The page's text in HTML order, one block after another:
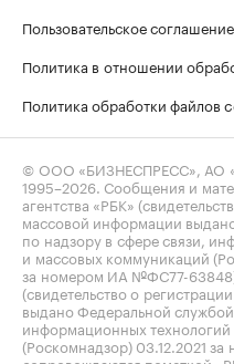
Пользовательское соглашение
Политика в отношении
Политика обработки файлов
© ООО «БИЗНЕСПРЕСС», АО
1995–2026 . Сообщения и
агентства «РБК»
массовой информации
по надзору в сфере связи,
и массовых коммуникаций
за номером ИА №ФС77-63848)
(свидетельство о
выдано Федеральной
информационных
(Роскомнадзор) 03.12.2021